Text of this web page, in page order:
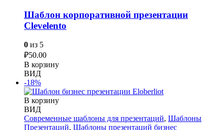
Шаблон корпоративной презентации
Сlevelento
0 из 5
₽50.00
В корзину
ВИД
-18%
В корзину
ВИД
Современные шаблоны для презентаций, Шаблоны
Презентаций, Шаблоны презентаций бизнес